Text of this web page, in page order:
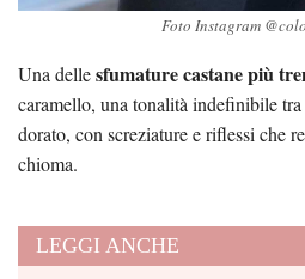
Foto Instagram
Una dellesfumature castane più
caramello, una tonalità indefinibile
dorato, con screziature e riflessi che
chioma.
LEGGI ANCHE